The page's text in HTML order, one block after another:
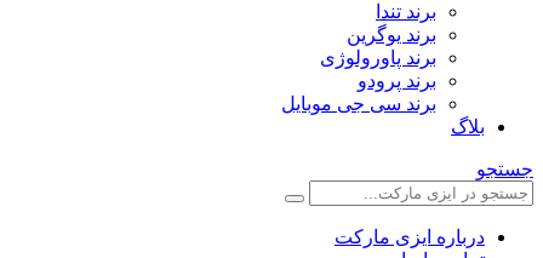
برند تندا
برند یوگرین
برند پاورولوژی
برند پرودو
برند سی جی موبایل
بلاگ
جستجو
درباره ایزی مارکت